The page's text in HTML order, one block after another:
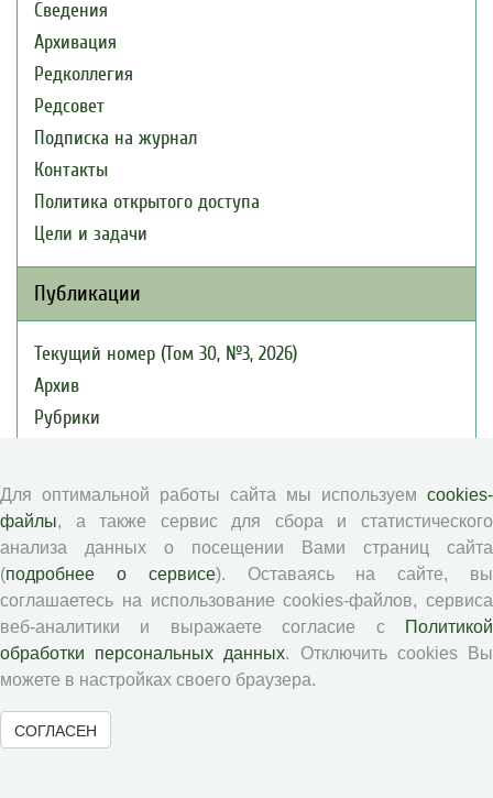
Сведения
Архивация
Редколлегия
Редсовет
Подписка на журнал
Контакты
Политика открытого доступа
Цели и задачи
Публикации
Текущий номер (Том 30, №3, 2026)
Архив
Рубрики
Подборка статей
Авторам
Правила для авторов
Типовой лицензионный договор
Согласие на обработку персональных данных
Для оптимальной работы сайта мы используем cookies-
файлы, а также сервис для сбора и статистического
анализа данных о посещении Вами страниц сайта
(подробнее о сервисе). Оставаясь на сайте, вы
соглашаетесь на использование cookies-файлов, сервиса
веб-аналитики и выражаете согласие с
Политикой
обработки персональных данных. Отключить cookies Вы
можете в настройках своего браузера.
СОГЛАСЕН